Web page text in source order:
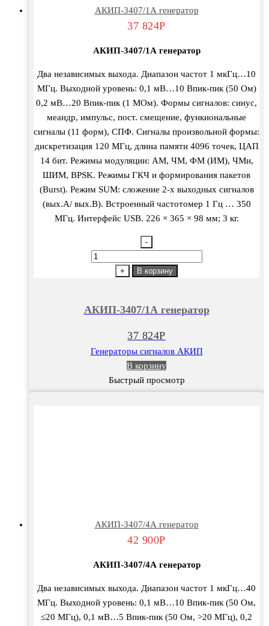
АКИП-3407/1А генератор
37 824Р
АКИП-3407/1А генератор
Два независимых выхода. Диапазон частот 1 мкГц…10
МГц. Выходной уровень: 0,1 мВ…10 Впик-пик (50 Ом)
0,2 мВ…20 Впик-пик (1 МОм). Формы сигналов: синус,
меандр, импульс, пост. смещение, функиональные
сигналы (11 форм), СПФ. Сигналы произвольной формы:
дискретизация 120 МГц, длина памяти 4096 точек, ЦАП
14 бит. Режимы модуляции: АМ, ЧМ, ФМ (ИМ), ЧМн,
ШИМ, BPSK. Режимы ГКЧ и формирования пакетов
(Burst). Режим SUM: сложение 2-х выходных сигналов
(вых.А/ вых.В). Встроенный частотомер 1 Гц … 350
МГц. Интерфейс USB. 226 × 365 × 98 мм; 3 кг.
-
Количество
+ В корзину
АКИП-3407/1А генератор
37 824Р
Генераторы сигналов АКИП
В корзину
Быстрый просмотр
АКИП-3407/4А генератор
42 900Р
АКИП-3407/4А генератор
Два независимых выхода. Диапазон частот 1 мкГц…40
МГц. Выходной уровень: 0,1 мВ…10 Впик-пик (50 Ом,
≤20 МГц), 0,1 мВ…5 Впик-пик (50 Ом, >20 МГц), 0,2